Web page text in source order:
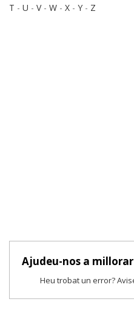
T - U - V- W - X - Y - Z
Ajudeu-nos a millorar
Heu trobat un error?